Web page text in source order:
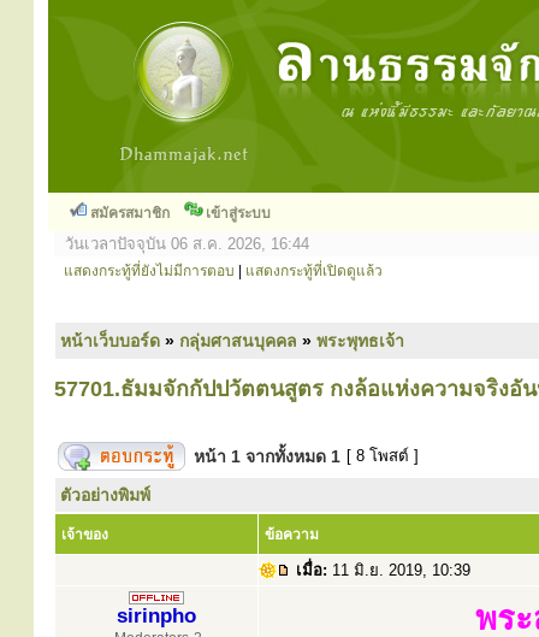
สมัครสมาชิก เข้าสู่ระบบ
วันเวลาปัจจุบัน 06 ส.ค. 2026, 16:44
แสดงกระทู้ที่ยังไม่มีการตอบ แสดงกระทู้ที่เปิดดูแล้ว
หน้าเว็บบอร์ด » กลุ่มศาสนบุคคล » พระพุทธเจ้า
57701.ธัมมจักกัปปวัตตนสูตร กงล้อแห่งความจริงอัน
หน้า 1 จากทั้งหมด 1 [ 8 โพสต์ ]
ตัวอย่างพิมพ์
เจ้าของ ข้อความ
เมื่อ: 11 มิ.ย. 2019, 10:39
sirinpho พร